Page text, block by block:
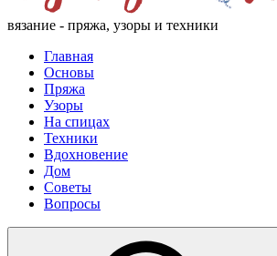
вязание - пряжа, узоры и техники
Главная
Основы
Пряжа
Узоры
На спицах
Техники
Вдохновение
Дом
Советы
Вопросы